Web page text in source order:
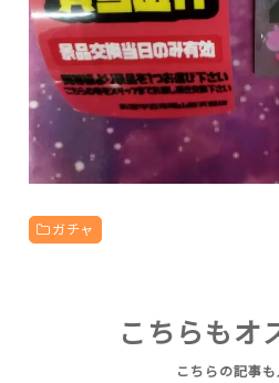
ガチャ
こちらもオ